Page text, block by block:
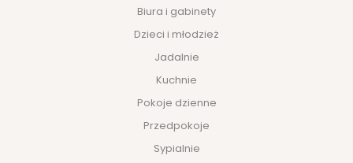
Biura i gabinety
Dzieci i młodzież
Jadalnie
Kuchnie
Pokoje dzienne
Przedpokoje
Sypialnie